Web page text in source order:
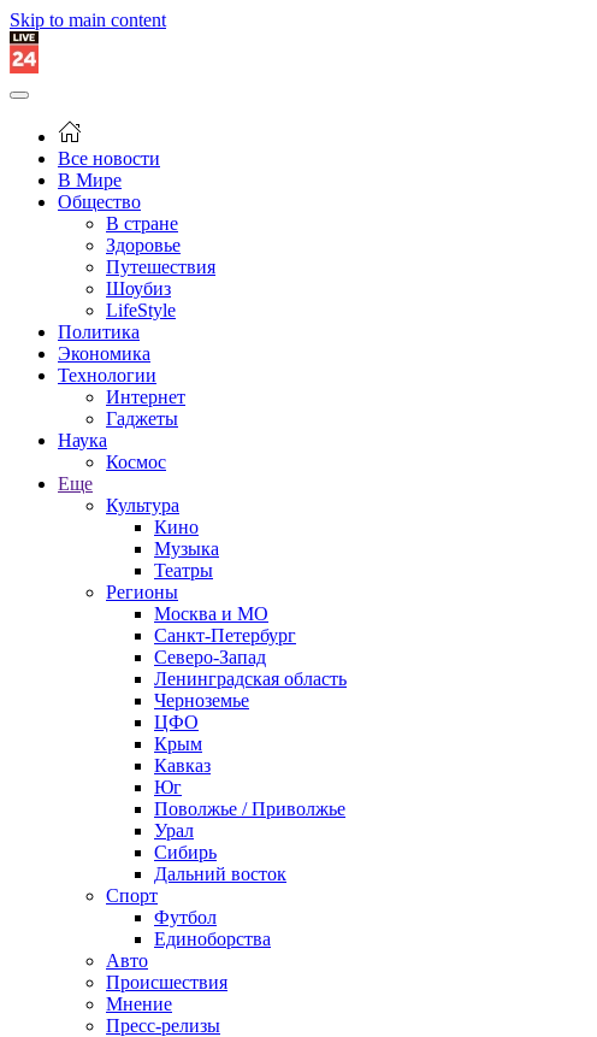
Skip to main content
Все новости
В Мире
Общество
В стране
Здоровье
Путешествия
Шоубиз
LifeStyle
Политика
Экономика
Технологии
Интернет
Гаджеты
Наука
Космос
Еще
Культура
Кино
Музыка
Театры
Регионы
Москва и МО
Санкт-Петербург
Северо-Запад
Ленинградская область
Черноземье
ЦФО
Крым
Кавказ
Юг
Поволжье / Приволжье
Урал
Сибирь
Дальний восток
Спорт
Футбол
Единоборства
Авто
Происшествия
Мнение
Пресс-релизы